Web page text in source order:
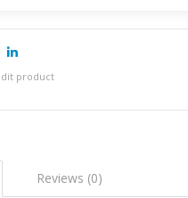
product
Reviews (0)